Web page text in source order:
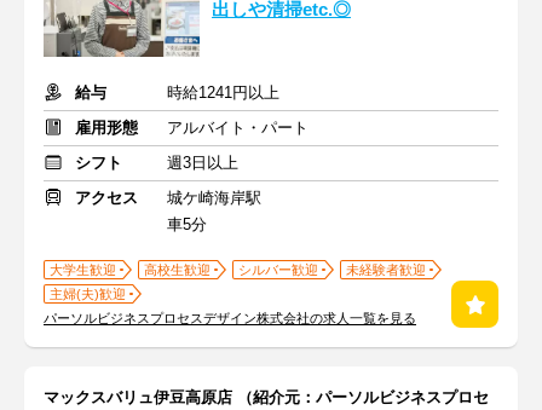
出しや清掃etc.◎
給与
時給1241円以上
雇用形態
アルバイト・パート
シフト
週3日以上
アクセス
城ケ崎海岸駅
車5分
大学生歓迎 高校生歓迎 シルバー歓迎
未経験者歓迎
主婦(夫)歓迎
パーソルビジネスプロセスデザイン株式会社の求人一覧を見る
マックスバリュ伊豆高原店 （紹介元：パーソルビジネスプロセ